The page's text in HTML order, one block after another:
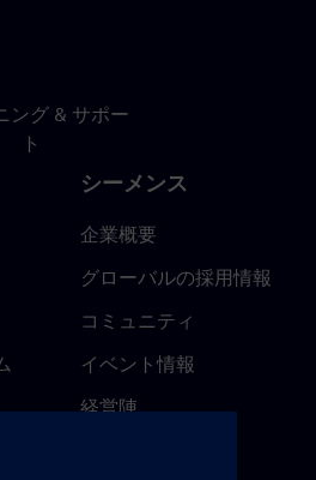
ング & サポー
ト
シーメンス
企業概要
グローバルの採用情報
コミュニティ
イベント情報
経営陣